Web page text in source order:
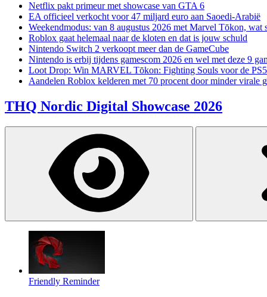
Netflix pakt primeur met showcase van GTA 6
EA officieel verkocht voor 47 miljard euro aan Saoedi-Arabië
Weekendmodus: van 8 augustus 2026 met Marvel Tōkon, wat
Roblox gaat helemaal naar de kloten en dat is jouw schuld
Nintendo Switch 2 verkoopt meer dan de GameCube
Nintendo is erbij tijdens gamescom 2026 en wel met deze 9
Loot Drop: Win MARVEL Tōkon: Fighting Souls voor de PS5
Aandelen Roblox kelderen met 70 procent door minder virale
THQ Nordic Digital Showcase 2026
Friendly Reminder